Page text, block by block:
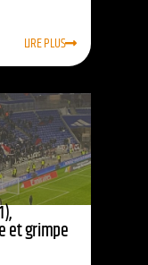
LIRE PLUS
et grimpe